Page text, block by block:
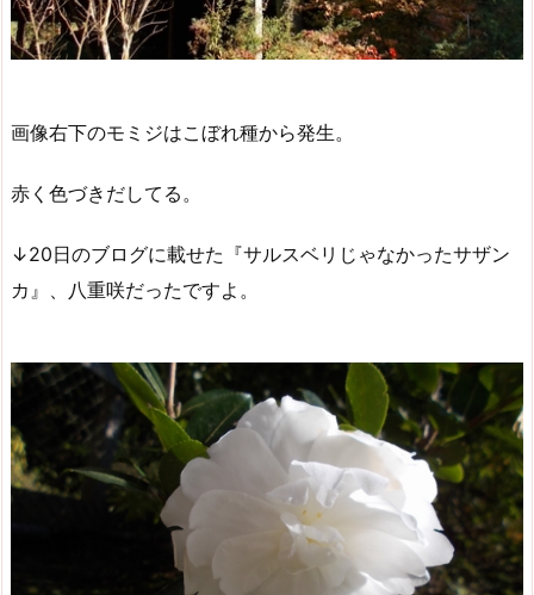
画像右下のモミジはこぼれ種から発生。
赤く色づきだしてる。
↓20日のブログに載せた『サルスベリじゃなかったサザン
カ』、八重咲だったですよ。